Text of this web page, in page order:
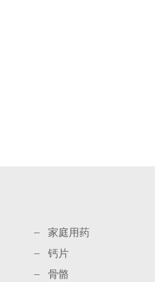
家庭用药
钙片
骨骼